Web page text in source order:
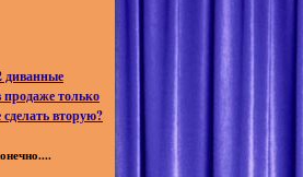
диванные
только
вторую?